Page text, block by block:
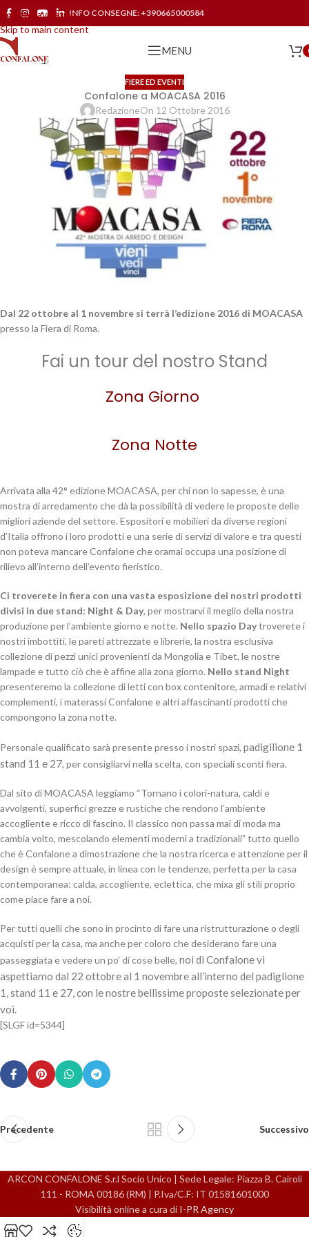
Skip to navigation
Skip to main content
INFO CONSEGNE: +390665000584
MENU
FIERE ED EVENTI
Confalone a MOACASA 2016
RedazioneOn 12 Ottobre 2016
Dal 22 ottobre al 1 novembre si terrà l’edizione 2016 di MOACASA
presso la Fiera di Roma.
Fai un tour del nostro Stand
Zona Giorno
Zona Notte
Arrivata alla 42° edizione MOACASA, per chi non lo sapesse, è una
mostra di arredamento che dà la possibilità di vedere le proposte delle
migliori aziende del settore. Espositori e mobilieri da diverse regioni
d’Italia offrono i loro prodotti e una serie di servizi di valore e tra questi
non poteva mancare Confalone che oramai occupa una posizione di
rilievo all’interno dell’evento fieristico.
Ci troverete in fiera con una vasta esposizione dei nostri prodotti
divisi in due stand: Night & Day, per mostrarvi il meglio della nostra
produzione per l’ambiente giorno e notte. Nello spazio Daytroverete i
nostri imbottiti, le pareti attrezzate e librerie, la nostra esclusiva
collezione di pezzi unici provenienti da Mongolia e Tibet, le nostre
lampade e tutto ciò che è affine alla zona giorno. Nello stand Night
presenteremo la collezione di letti con box contenitore, armadi e relativi
complementi, i materassi Confalone e altri affascinanti prodotti che
compongono la zona notte.
Personale qualificato sarà presente presso i nostri spazi, padigilione 1
stand 11 e 27, per consigliarvi nella scelta, con speciali sconti fiera.
Dal sito di MOACASA leggiamo “Tornano i colori-natura, caldi e
avvolgenti, superfici grezze e rustiche che rendono l’ambiente
accogliente e ricco di fascino. Il classico non passa mai di moda ma
cambia volto, mescolando elementi moderni a tradizionali” tutto quello
che è Confalone a dimostrazione che la nostra ricerca e attenzione per il
design è sempre attuale, in linea con le tendenze, perfetta per la casa
contemporanea: calda, accogliente, eclettica, che mixa gli stili proprio
come piace fare a noi.
Per tutti quelli che sono in procinto di fare una ristrutturazione o degli
acquisti per la casa, ma anche per coloro che desiderano fare una
passeggiata e vedere un po’ di cose belle, noi di Confalone vi
aspettiamo dal 22 ottobre al 1 novembre all’interno del padiglione
1, stand 11 e 27, con le nostre bellissime proposte selezionate per
voi.
[SLGF id=5344]
Precedente Successivo
ARCON CONFALONE S.r.l Socio Unico | Sede Legale: Piazza B. Cairoli
111 - ROMA 00186 (RM) | P.Iva/C.F: IT 01581601000
Visibilità online a cura di I-PR Agency